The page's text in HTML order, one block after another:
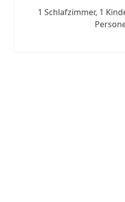
1 Schlafzimmer, 1